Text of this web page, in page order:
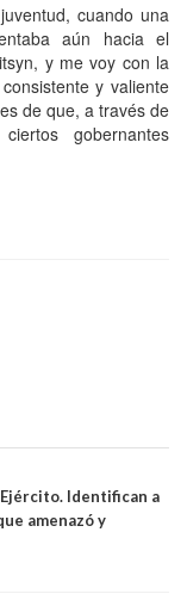
cuando una
aún hacia el
y me voy con la
y valiente
de que, a través de
gobernantes
Identifican a
amenazó y
Arrieta y la